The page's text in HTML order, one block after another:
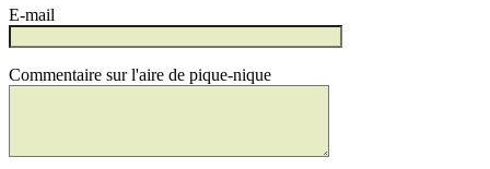
E-mail
Commentaire sur l'aire de pique-nique